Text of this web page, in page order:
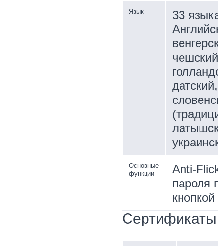
Язык
33
Основные
функции
Anti-
пароля
кнопкой
Сертификаты